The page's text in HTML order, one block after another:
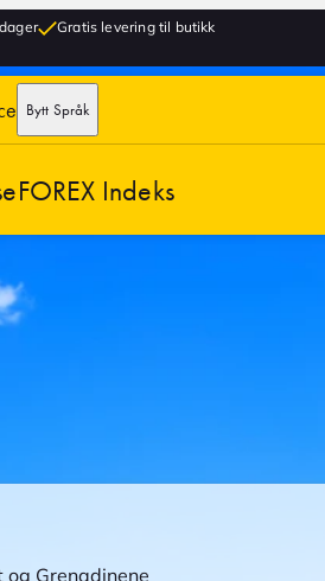
Gratis levering til butikk
Bytt Språk
FOREX Indeks
og Grenadinene